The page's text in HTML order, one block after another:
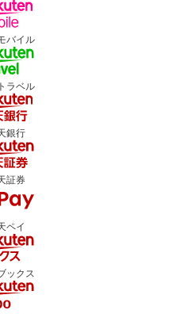
バイル
ラベル
銀行
証券
ペイ
ックス